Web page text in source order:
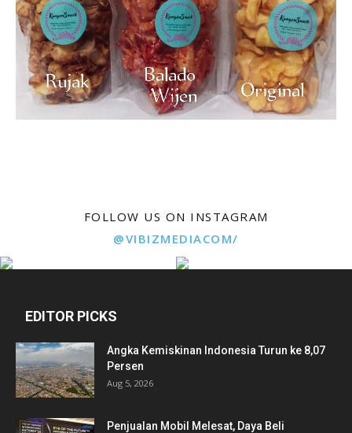
FOLLOW US ON INSTAGRAM
@VIBIZMEDIACOM/
EDITOR PICKS
Angka Kemiskinan Indonesia Turun ke 8,07
Persen
Aug 5, 2026
Penjualan Mobil Melesat, Daya Beli